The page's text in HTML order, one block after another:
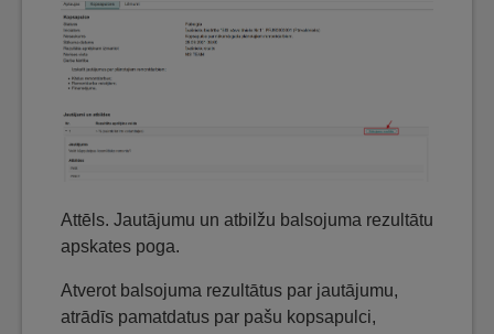
Attēls. Jautājumu un atbilžu balsojuma rezultātu
apskates poga.
Atverot balsojuma rezultātus par jautājumu,
atrādīs pamatdatus par pašu kopsapulci,